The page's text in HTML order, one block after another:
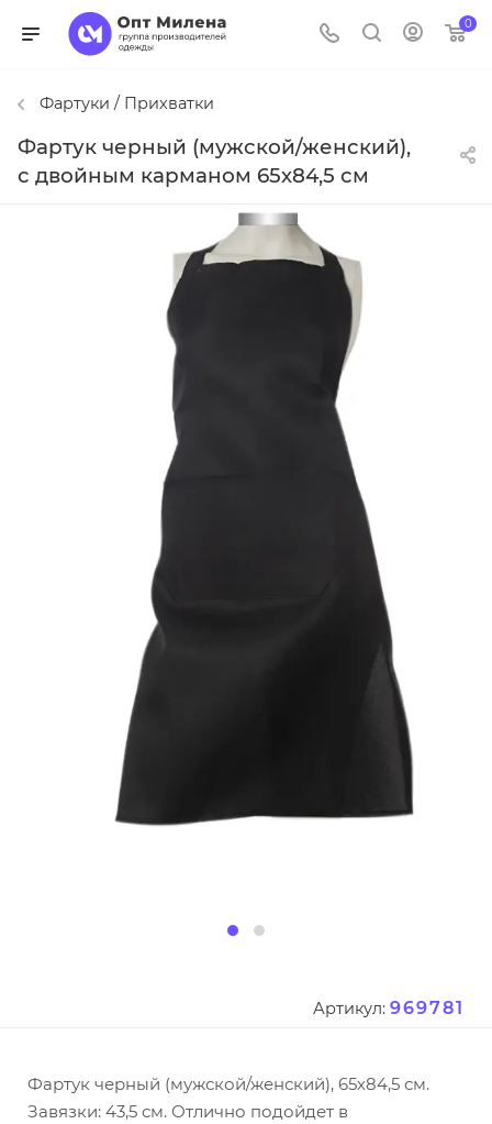
0
Фартуки / Прихватки
Фартук черный (мужской/женский),
с двойным карманом 65х84,5 см
Артикул: 969781
Фартук черный (мужской/женский), 65х84,5 см.
Завязки: 43,5 см. Отлично подойдет в